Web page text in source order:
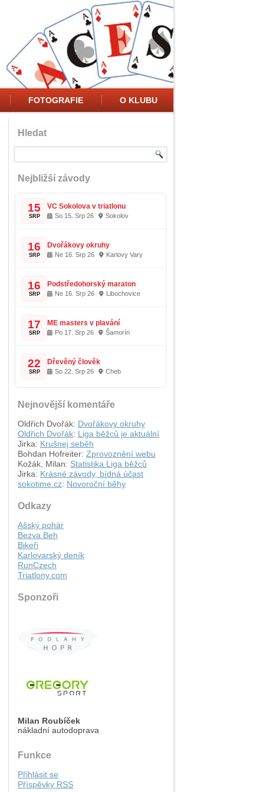
FOTOGRAFIE O KLUBU
Hledat
Nejbližší závody
15
SRP
VC Sokolova v triatlonu
So 15. Srp 26 Sokolov
16
SRP
Dvořákovy okruhy
Ne 16. Srp 26 Karlovy Vary
16
SRP
Podstředohorský maraton
Ne 16. Srp 26 Libochovice
17
SRP
ME masters v plavání
Po 17. Srp 26 Šamorín
22
SRP
Dřevěný člověk
So 22. Srp 26 Cheb
Nejnovější komentáře
Oldřich Dvořák: Dvořákovy okruhy
Oldřich Dvořák: Liga běžců je aktuální
Jirka: Krušnej seběh
Bohdan Hofreiter: Zprovoznění webu
Kožák, Milan: Statistika Liga běžců
Jirka: Krásné závody, bídná účast
sokotime.cz: Novoroční běhy
Odkazy
Ašský pohár
Bezva Beh
Bikeři
Karlovarský deník
RunCzech
Triatlony.com
Sponzoři
Milan Roubíček
nákladní autodoprava
Funkce
Přihlásit se
Příspěvky RSS